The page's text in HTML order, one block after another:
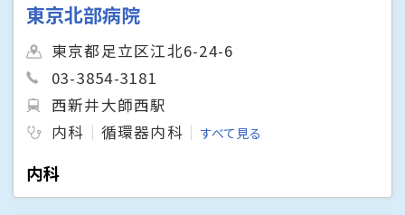
東京北部病院
東京都足立区江北6-24-6
03-3854-3181
西新井大師西駅
内科
循環器内科 すべて見る
内科